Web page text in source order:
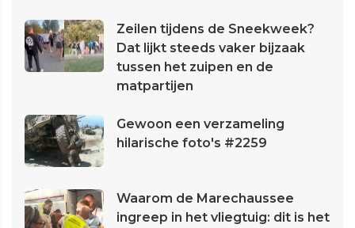
Zeilen tijdens de Sneekweek?
Dat lijkt steeds vaker bijzaak
tussen het zuipen en de
matpartijen
Gewoon een verzameling
hilarische foto's #2259
Waarom de Marechaussee
ingreep in het vliegtuig: dit is het